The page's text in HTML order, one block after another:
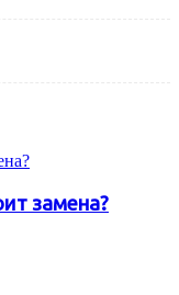
замена?